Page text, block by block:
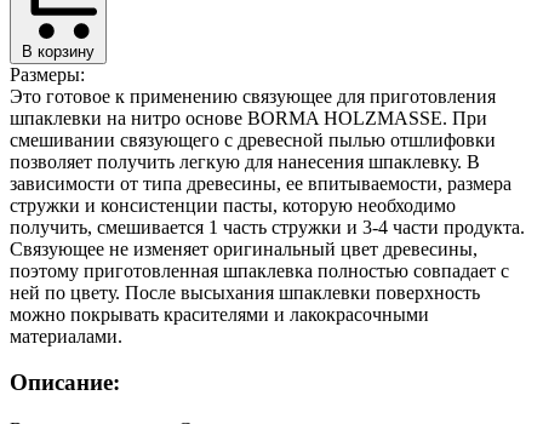
В корзину
Размеры:
Это готовое к применению связующее для приготовления
шпаклевки на нитро основе BORMA HOLZMASSE. При
смешивании связующего с древесной пылью отшлифовки
позволяет получить легкую для нанесения шпаклевку. В
зависимости от типа древесины, ее впитываемости, размера
стружки и консистенции пасты, которую необходимо
получить, смешивается 1 часть стружки и 3-4 части продукта.
Связующее не изменяет оригинальный цвет древесины,
поэтому приготовленная шпаклевка полностью совпадает с
ней по цвету. После высыхания шпаклевки поверхность
можно покрывать красителями и лакокрасочными
материалами.
Описание: